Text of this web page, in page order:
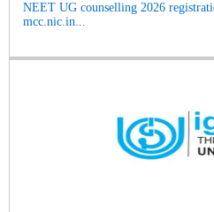
NEET UG counselling 2026
mcc.nic.in...